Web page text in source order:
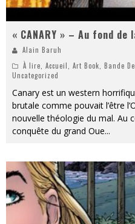
« CANARY » – Au fond de
Alain Baruh
À lire Accueil Art Book Bande
Uncategorized
Canary est un western
brutale comme pouvait l’être
nouvelle théologie du mal. Au
conquête du grand Oue...